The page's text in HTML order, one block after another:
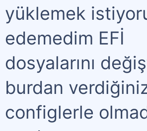
yüklemek
edemedim EFİ
dosyalarını
burdan
configlerle